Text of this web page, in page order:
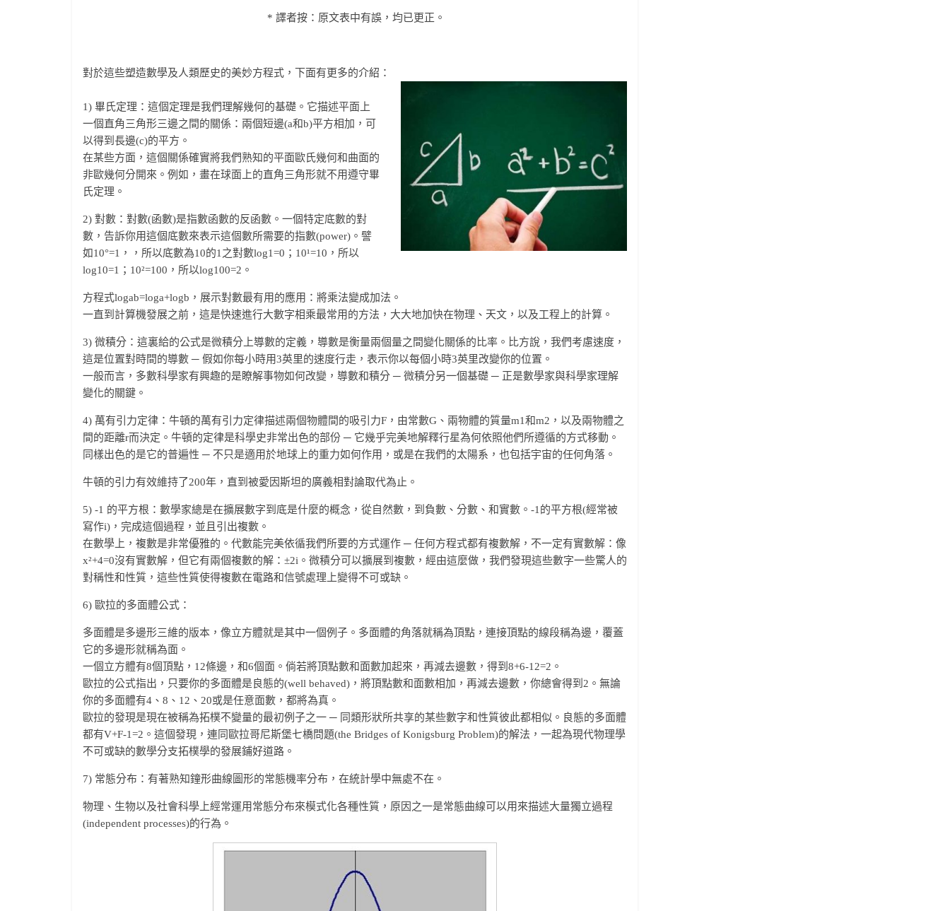
* 譯者按：原文表中有誤，均已更正。
對於這些塑造數學及人類歷史的美妙方程式，下面有更多的介紹：
1) 畢氏定理：這個定理是我們理解幾何的基礎。它描述平面上
一個直角三角形三邊之間的關係：兩個短邊(a和b)平方相加，可
以得到長邊(c)的平方。
在某些方面，這個關係確實將我們熟知的平面歐氏幾何和曲面的
非歐幾何分開來。例如，畫在球面上的直角三角形就不用遵守畢
氏定理。
2) 對數：對數(函數)是指數函數的反函數。一個特定底數的對
數，告訴你用這個底數來表示這個數所需要的指數(power)。譬
如10°=1，，所以底數為10的1之對數log1=0；10¹=10，所以
log10=1；10²=100，所以log100=2。
方程式logab=loga+logb，展示對數最有用的應用：將乘法變成加法。
一直到計算機發展之前，這是快速進行大數字相乘最常用的方法，大大地加快在物理、天文，以及工程上的計算。
3) 微積分：這裏給的公式是微積分上導數的定義，導數是衡量兩個量之間變化關係的比率。比方說，我們考慮速度，
這是位置對時間的導數 ─ 假如你每小時用3英里的速度行走，表示你以每個小時3英里改變你的位置。
一般而言，多數科學家有興趣的是瞭解事物如何改變，導數和積分 ─ 微積分另一個基礎 ─ 正是數學家與科學家理解
變化的關鍵。
4) 萬有引力定律：牛頓的萬有引力定律描述兩個物體間的吸引力F，由常數G、兩物體的質量m1和m2，以及兩物體之
間的距離r而決定。牛頓的定律是科學史非常出色的部份 ─ 它幾乎完美地解釋行星為何依照他們所遵循的方式移動。
同樣出色的是它的普遍性 ─ 不只是適用於地球上的重力如何作用，或是在我們的太陽系，也包括宇宙的任何角落。
牛頓的引力有效維持了200年，直到被愛因斯坦的廣義相對論取代為止。
5) -1 的平方根：數學家總是在擴展數字到底是什麼的概念，從自然數，到負數、分數、和實數。-1的平方根(經常被
寫作i)，完成這個過程，並且引出複數。
在數學上，複數是非常優雅的。代數能完美依循我們所要的方式運作 ─ 任何方程式都有複數解，不一定有實數解：像
x²+4=0沒有實數解，但它有兩個複數的解：±2i。微積分可以擴展到複數，經由這麼做，我們發現這些數字一些驚人的
對稱性和性質，這些性質使得複數在電路和信號處理上變得不可或缺。
6) 歐拉的多面體公式：
多面體是多邊形三維的版本，像立方體就是其中一個例子。多面體的角落就稱為頂點，連接頂點的線段稱為邊，覆蓋
它的多邊形就稱為面。
一個立方體有8個頂點，12條邊，和6個面。倘若將頂點數和面數加起來，再減去邊數，得到8+6-12=2。
歐拉的公式指出，只要你的多面體是良態的(well behaved)，將頂點數和面數相加，再減去邊數，你總會得到2。無論
你的多面體有4、8、12、20或是任意面數，都將為真。
歐拉的發現是現在被稱為拓樸不變量的最初例子之一 ─ 同類形狀所共享的某些數字和性質彼此都相似。良態的多面體
都有V+F-1=2。這個發現，連同歐拉哥尼斯堡七橋問題(the Bridges of Konigsburg Problem)的解法，一起為現代物理學
不可或缺的數學分支拓樸學的發展鋪好道路。
7) 常態分布：有著熟知鐘形曲線圖形的常態機率分布，在統計學中無處不在。
物理、生物以及社會科學上經常運用常態分布來模式化各種性質，原因之一是常態曲線可以用來描述大量獨立過程
(independent processes)的行為。